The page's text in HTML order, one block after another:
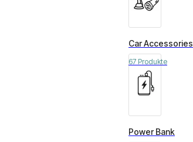
Car Accessories
67 Produkte
Power Bank